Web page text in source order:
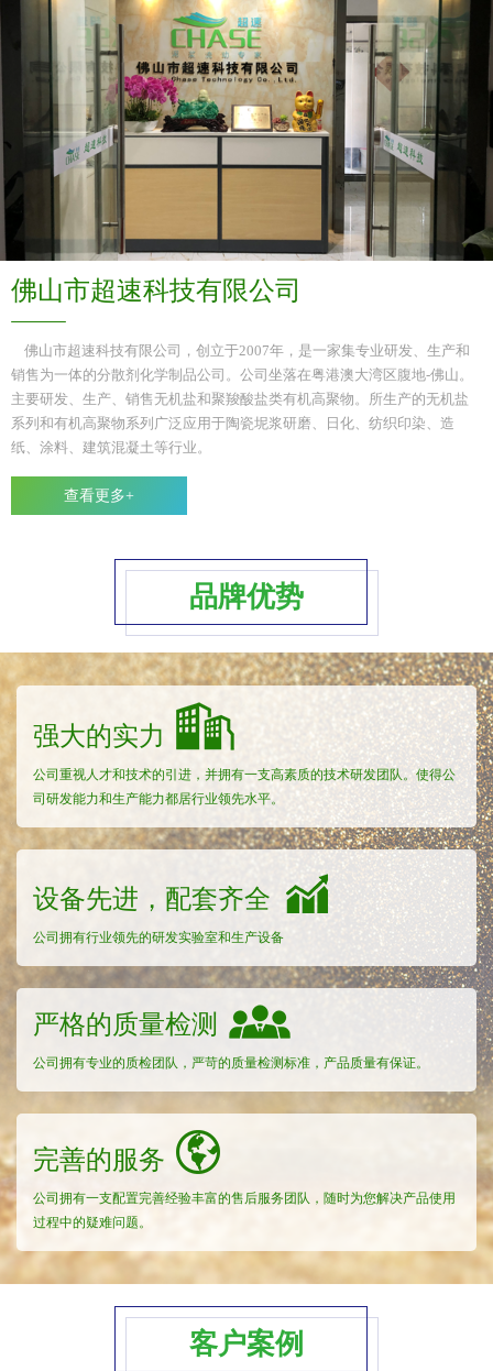
佛山市超速科技有限公司
佛山市超速科技有限公司，创立于2007年，是一家集专业研发、生产和
销售为一体的分散剂化学制品公司。公司坐落在粤港澳大湾区腹地-佛山。
主要研发、生产、销售无机盐和聚羧酸盐类有机高聚物。所生产的无机盐
系列和有机高聚物系列广泛应用于陶瓷坭浆研磨、日化、纺织印染、造
纸、涂料、建筑混凝土等行业。
查看更多+
品牌优势
强大的实力
公司重视人才和技术的引进，并拥有一支高素质的技术研发团队。使得公
司研发能力和生产能力都居行业领先水平。
设备先进，配套齐全
公司拥有行业领先的研发实验室和生产设备
严格的质量检测
公司拥有专业的质检团队，严苛的质量检测标准，产品质量有保证。
完善的服务
公司拥有一支配置完善经验丰富的售后服务团队，随时为您解决产品使用
过程中的疑难问题。
客户案例